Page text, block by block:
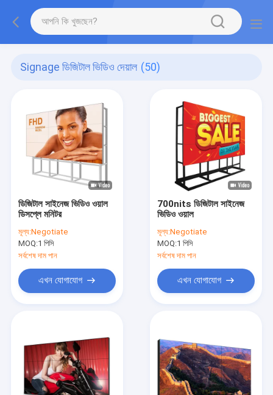
Signage ডিজিটাল ভিডিও দেয়াল (50)
ডিজিটাল সাইনেজ ভিডিও ওয়াল
ডিসপ্লে মনিটর
মূল্য:Negotiate
MOQ:1 পিসি
সর্বশেষ দাম পান
এখন যোগাযোগ
700nits ডিজিটাল সাইনেজ
ভিডিও ওয়াল
মূল্য:Negotiate
MOQ:1 পিসি
সর্বশেষ দাম পান
এখন যোগাযোগ